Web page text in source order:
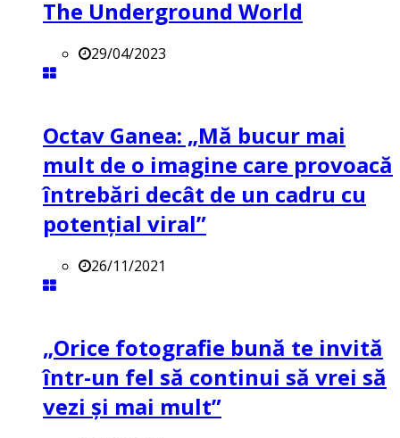
The Underground World
29/04/2023
Octav Ganea: „Mă bucur mai
mult de o imagine care provoacă
întrebări decât de un cadru cu
potenţial viral”
26/11/2021
„Orice fotografie bună te invită
într-un fel să continui să vrei să
vezi și mai mult”